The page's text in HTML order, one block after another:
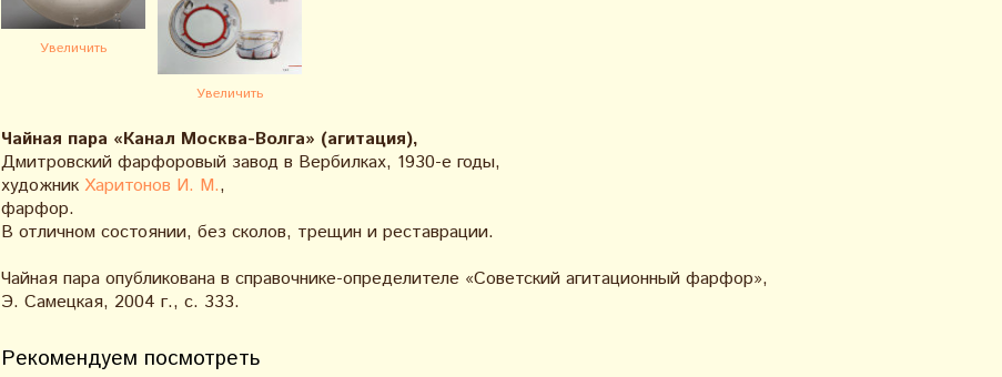
Увеличить
Увеличить
Чайная пара «Канал Москва-Волга» (агитация),
Дмитровский фарфоровый завод в Вербилках, 1930-е годы,
художник Харитонов И. М.,
фарфор.
В отличном состоянии, без сколов, трещин и реставрации.
Чайная пара опубликована в справочнике-определителе «Советский агитационный фарфор»,
Э. Самецкая, 2004 г., с. 333.
Рекомендуем посмотреть